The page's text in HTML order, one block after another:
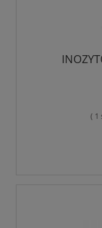
( 1